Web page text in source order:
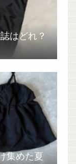
はどれ？
集めた夏